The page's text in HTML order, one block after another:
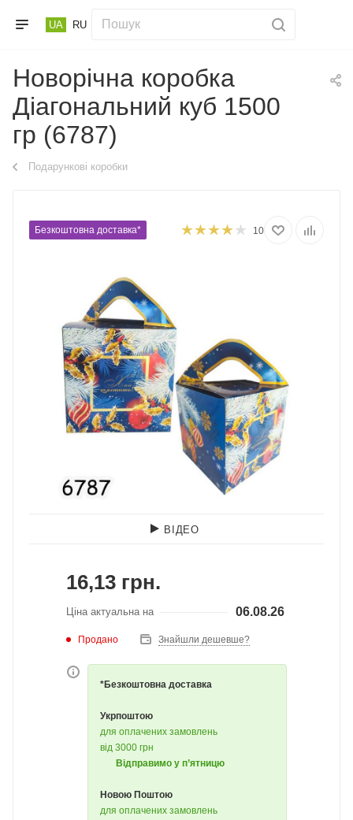
UA RU
Новорічна коробка
Діагональний куб 1500
гр (6787)
Подарункові коробки
Безкоштовна доставка* 10
ВІДЕО
16,13 грн.
Ціна актуальна на 06.08.26
Продано Знайшли дешевше?
*Безкоштовна доставка
Укрпоштою
для оплачених замовлень
від 3000 грн
Відправимо у п’ятницю
Новою Поштою
для оплачених замовлень